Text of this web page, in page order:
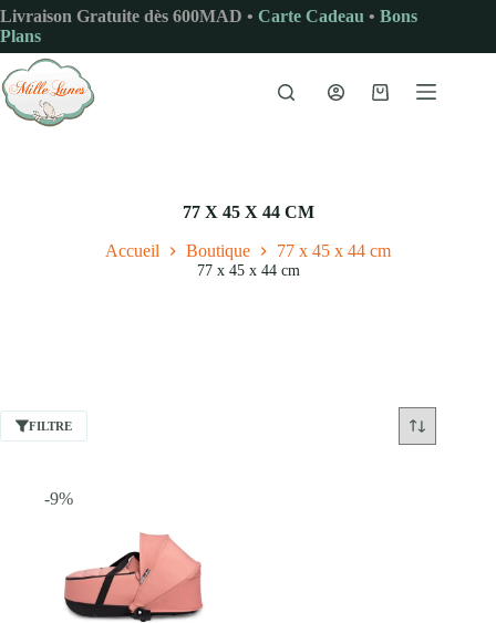
Passer
au
contenu
Livraison Gratuite dès 600MAD • Carte Cadeau • Bons
Plans
Panier
77 X 45 X 44 CM
Accueil Boutique 77 x 45 x 44 cm
77 x 45 x 44 cm
FILTRE
-9%